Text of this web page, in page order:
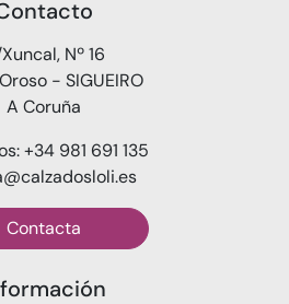
Nº 16
- SIGUEIRO
A Coruña
+34 981 691 135
Contacta